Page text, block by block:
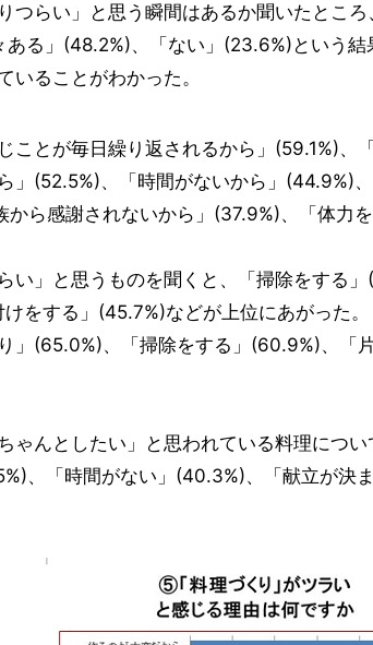
つらい」と思う瞬間はあるか聞いたところ
ある」(48.2%)、「ない」(23.6%)という結
いることがわかった。
ことが毎日繰り返されるから」(59.1%)、
」(52.5%)、「時間がないから」(44.9%)
ら感謝されないから」(37.9%)、「体力を
い」と思うものを聞くと、「掃除をする」
けをする」(45.7%)などが上位にあがった
」(65.0%)、「掃除をする」(60.9%)、「
ゃんとしたい」と思われている料理につ
、「時間がない」(40.3%)、「献立が決